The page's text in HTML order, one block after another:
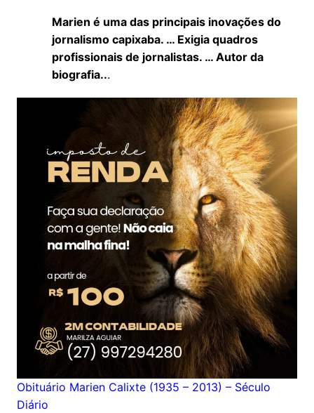
Marien é uma das principais inovações do
jornalismo capixaba. … Exigia quadros
profissionais de jornalistas. … Autor da
biografia...
Obituário Marien Calixte (1935 – 2013) – Século
Diário